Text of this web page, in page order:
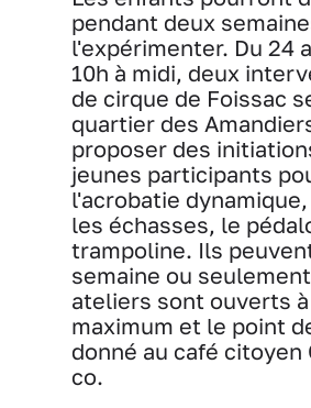
pendant deux
l'expérimenter. Du 24
10h à midi, deux
de cirque de Foissac
quartier des
proposer des
jeunes participants
l'acrobatie
les échasses, le
trampoline. Ils
semaine ou
ateliers sont ouverts
maximum et le point
donné au café citoyen
co.